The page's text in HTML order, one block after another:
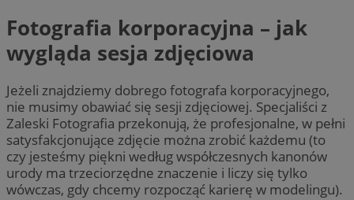
Fotografia korporacyjna – jak
wygląda sesja zdjęciowa
Jeżeli znajdziemy dobrego fotografa korporacyjnego,
nie musimy obawiać się sesji zdjęciowej. Specjaliści z
Zaleski Fotografia przekonują, że profesjonalne, w pełni
satysfakcjonujące zdjęcie można zrobić każdemu (to
czy jesteśmy piękni według współczesnych kanonów
urody ma trzeciorzędne znaczenie i liczy się tylko
wówczas, gdy chcemy rozpocząć karierę w modelingu).